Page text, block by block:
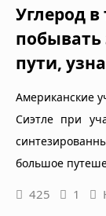
Углерод
пути,
Американские
Сиэтле при
большое
425 1